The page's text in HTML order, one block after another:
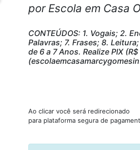
por Escola em Casa
CONTEÚDOS: 1. Vogais; 2.
Palavras; 7. Frases; 8.
de 6 a 7 Anos. Realize PIX
Ao clicar você será redirecionado
para plataforma segura de